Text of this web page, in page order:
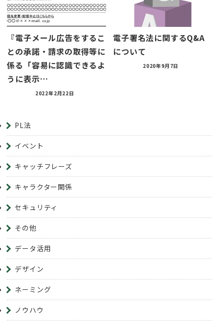
『電子メール広告をするこ
との承諾・請求の取得等に
係る「容易に認識できるよ
うに表示…
2022年2月22日
電子署名法に関するQ&A
について
2020年9月7日
PL法
イベント
キャッチフレーズ
キャラクター関係
セキュリティ
その他
データ活用
デザイン
ネーミング
ノウハウ